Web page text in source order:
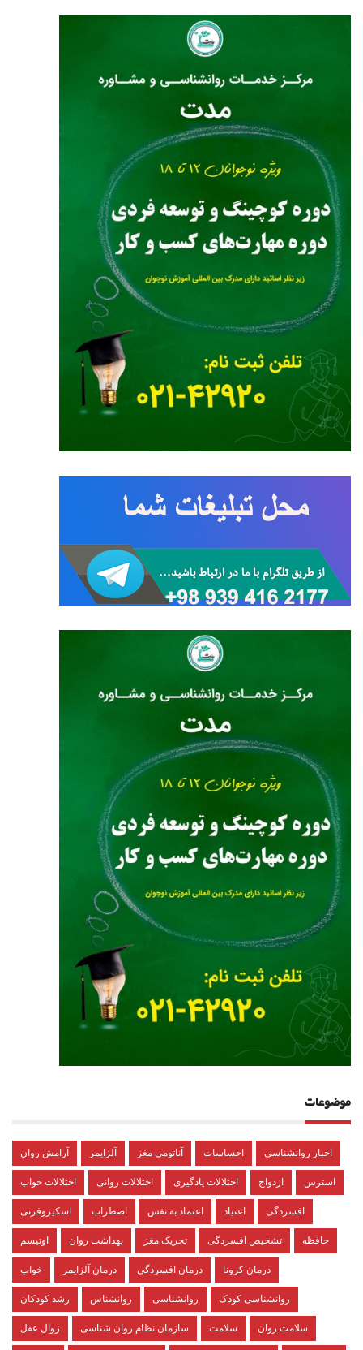
موضوعات
آرامش روان آلزایمر آناتومی مغز احساسات اخبار روانشناسی
اختلالات خواب اختلالات روانی اختلالات یادگیری ازدواج استرس
اسکیزوفرنی اضطراب اعتماد به نفس اعتیاد افسردگی
اوتیسم بهداشت روان تحریک مغز تشخیص افسردگی حافظه
خواب درمان آلزایمر درمان افسردگی درمان کرونا
رشد کودکان روانشناس روانشناسی روانشناسی کودک
زوال عقل سازمان نظام روان شناسی سلامت سلامت روان